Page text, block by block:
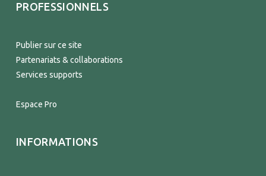
PROFESSIONNELS
Publier sur ce site
Partenariats & collaborations
Services supports
Espace Pro
INFORMATIONS